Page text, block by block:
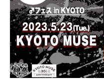
9
日
忍
代
表
奥
野
拓
也